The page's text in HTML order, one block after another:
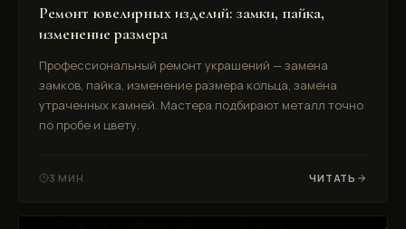
Ремонт ювелирных изделий: замки, пайка,
изменение размера
Профессиональный ремонт украшений — замена
замков, пайка, изменение размера кольца, замена
утраченных камней. Мастера подбирают металл точно
по пробе и цвету.
3 МИН ЧИТАТЬ